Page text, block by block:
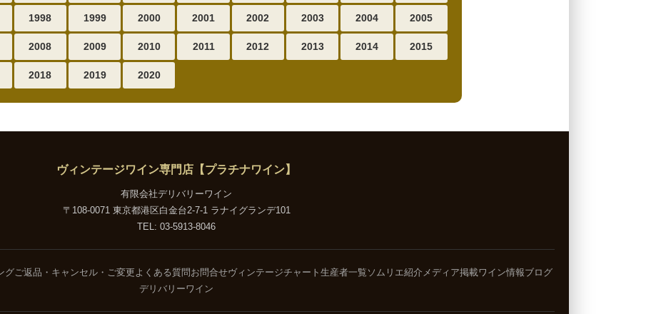
1998 1999 2000 2001 2002 2003 2004 2005
2008 2009 2010 2011 2012 2013 2014 2015
2018 2019 2020
ヴィンテージワイン専門店【プラチナワイン】
有限会社デリバリーワイン
〒108-0071 東京都港区白金台2-7-1 ラナイグランデ101
TEL: 03-5913-8046
グご返品・キャンセル・ご変更よくある質問 お問合せヴィンテージチャート 生産者一覧 ソムリエ紹介 メディア掲載ワイン情報ブログ
デリバリーワイン